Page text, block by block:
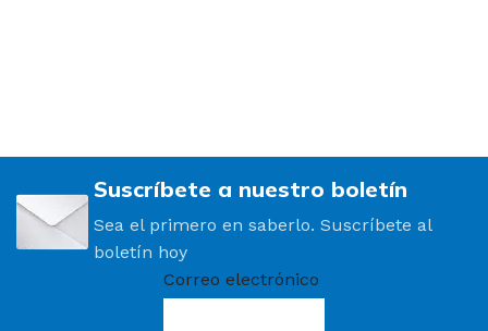
Suscríbete a nuestro boletín
Sea el primero en saberlo. Suscríbete al
boletín hoy
Correo electrónico